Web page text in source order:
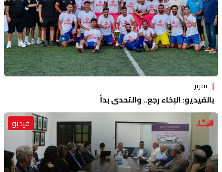
تقرير
بالفيديو: الإخاء رجع.. والتحدي بدأ
فيديو